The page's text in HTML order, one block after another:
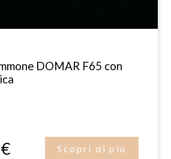
DOMAR F65 con
Scopri di più